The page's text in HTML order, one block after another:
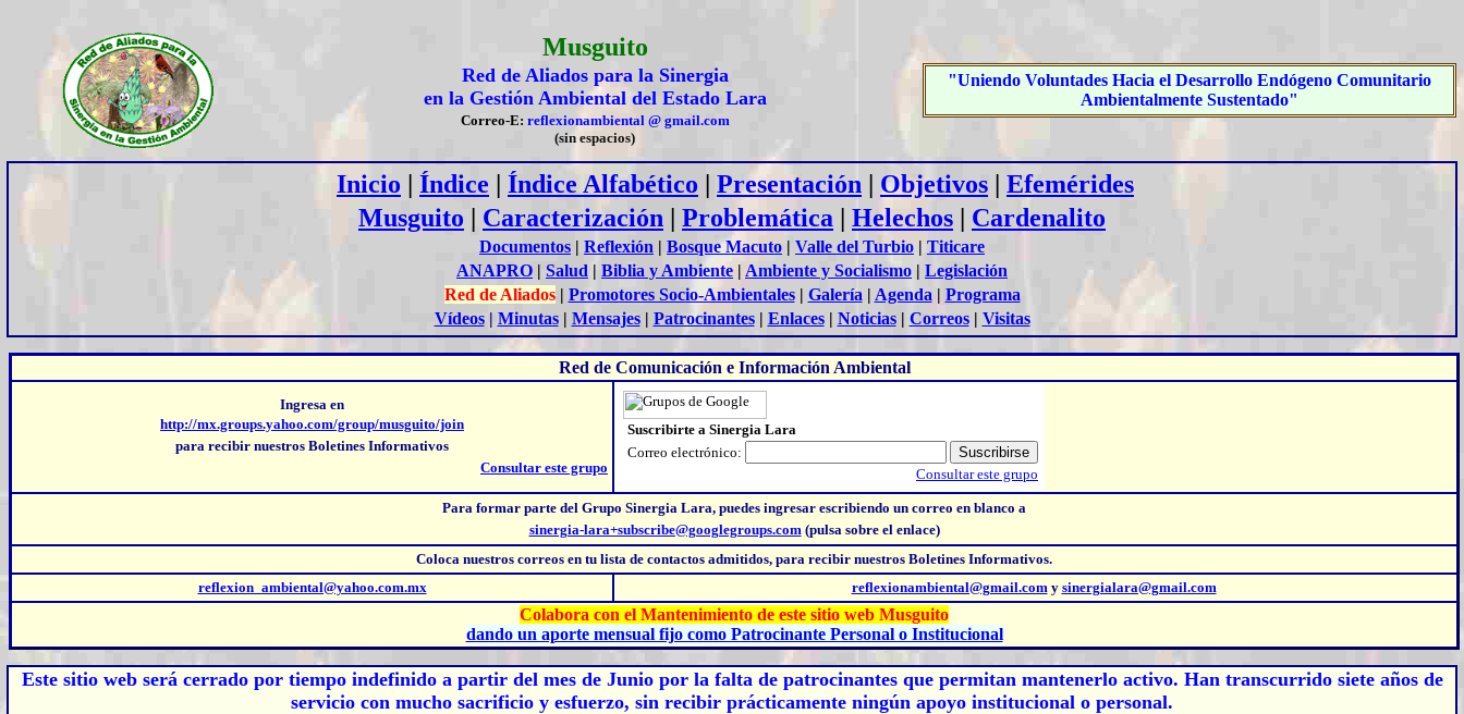
Musguito
Red de Aliados para la Sinergia
en la Gestión Ambiental del Estado Lara
Correo-E: reflexionambiental @ gmail.com
(sin espacios)
"Uniendo Voluntades Hacia el Desarrollo Endógeno Comunitario
Ambientalmente Sustentado"
Inicio | Índice | Índice Alfabético | Presentación | Objetivos | Efemérides
Musguito | Caracterización | Problemática | Helechos | Cardenalito
Documentos | Reflexión | Bosque Macuto | Valle del Turbio | Titicare
ANAPRO | Salud | Biblia y Ambiente | Ambiente y Socialismo | Legislación
Red de Aliados| Promotores Socio-Ambientales| Galería | Agenda | Programa
Vídeos| Minutas| Mensajes| Patrocinantes| Enlaces| Noticias| Correos| Visitas
Red de Comunicación e Información Ambiental
Ingresa en
http://mx.groups.yahoo.com/group/musguito/join
para recibir nuestros Boletines Informativos
Consultar este grupo
Suscribirte a Sinergia Lara
Correo electrónico:
Consultar este grupo
Para formar parte del Grupo Sinergia Lara, puedes ingresar escribiendo un correo en blanco a
sinergia-lara+subscribe@googlegroups.com (pulsa sobre el enlace)
Coloca nuestros correos en tu lista de contactos admitidos, para recibir nuestros Boletines Informativos.
reflexion_ambiental@yahoo.com.mx
reflexionambiental@gmail.comy sinergialara@gmail.com
Colabora con el Mantenimiento de este sitio web Musguito
dando un aporte mensual fijo como Patrocinante Personal o Institucional
Este sitio web será cerrado por tiempo indefinidoa partir del mes de Junio por la falta de patrocinantes que permitan mantenerlo activo. Han transcurrido siete años de
servicio con mucho sacrificio y esfuerzo, sin recibir prácticamente ningún apoyo institucional o personal.